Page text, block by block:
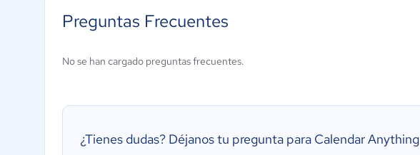
Preguntas Frecuentes
No se han cargado preguntas frecuentes.
¿Tienes dudas? Déjanos tu pregunta para Calendar Anything